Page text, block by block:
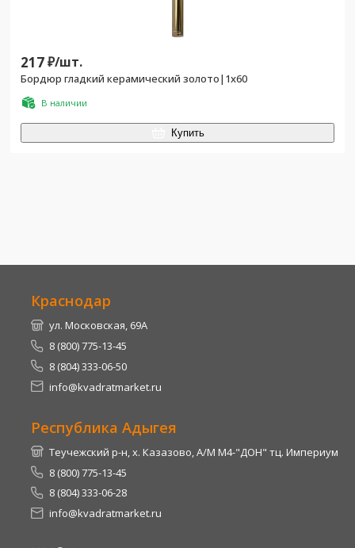
217₽/шт.
Бордюр гладкий керамический золото|1х60
В наличии
Купить
Краснодар
ул. Московская, 69А
8 (800) 775-13-45
8 (804) 333-06-50
info@kvadratmarket.ru
Республика Адыгея
Теучежский р-н, х. Казазово, А/М М4-"ДОН" тц. Империум
8 (800) 775-13-45
8 (804) 333-06-28
info@kvadratmarket.ru